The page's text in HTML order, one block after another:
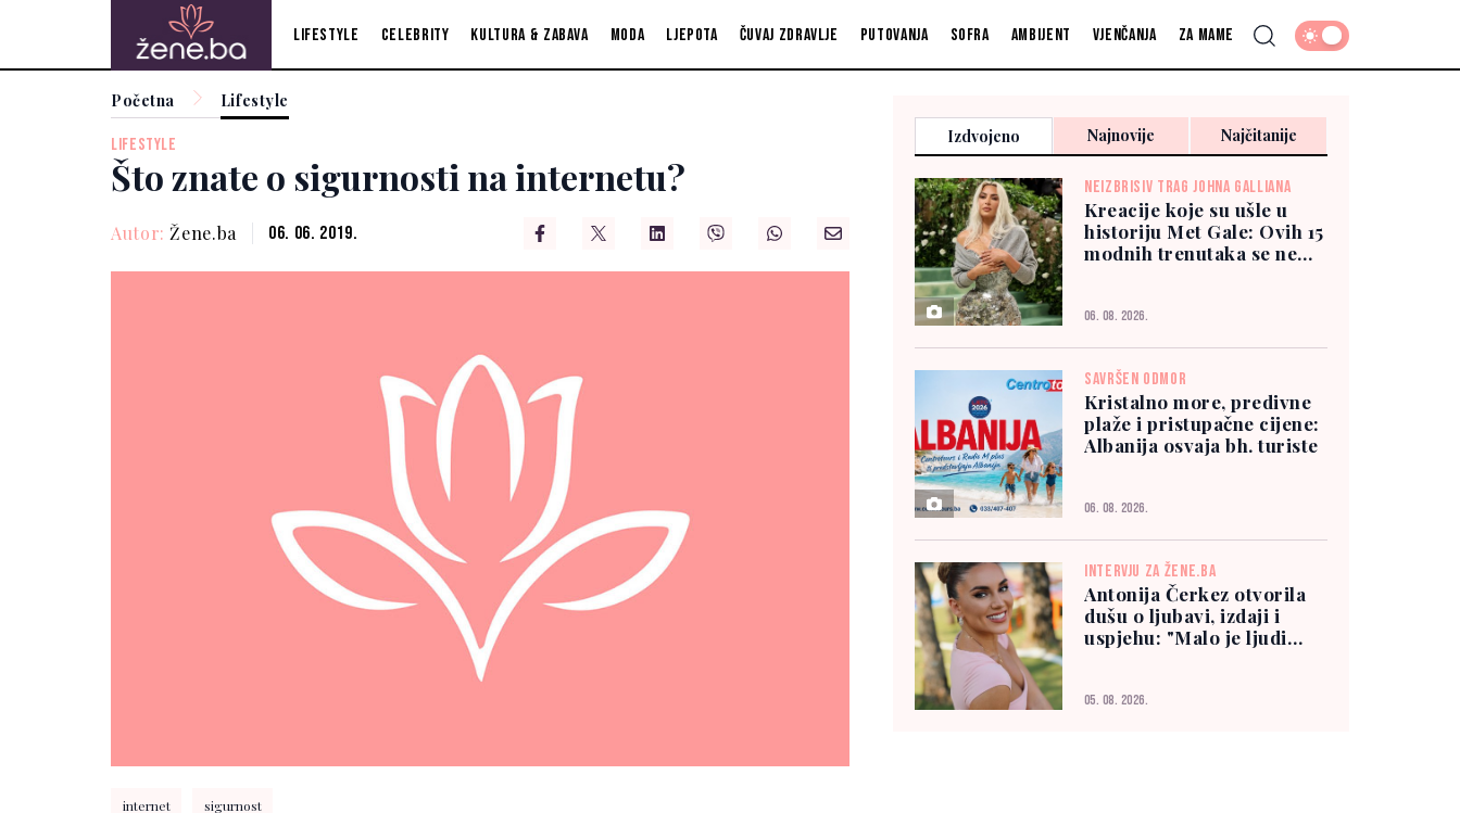
Lifestyle Celebrity Kultura & zabava Moda Ljepota Čuvaj zdravlje Putovanja Sofra Ambijent Vjenčanja Za mame
Početna Lifestyle
LIFESTYLE
Što znate o sigurnosti na internetu?
Autor: Žene.ba 06. 06. 2019.
internet sigurnost
Izdvojeno Najnovije Najčitanije
NEIZBRISIV TRAG JOHNA GALLIANA
Kreacije koje su ušle u
historiju Met Gale: Ovih 15
modnih trenutaka se ne
06. 08. 2026.
SAVRŠEN ODMOR
Kristalno more, predivne
plaže i pristupačne cijene:
Albanija osvaja bh. turiste
06. 08. 2026.
INTERVJU ZA ŽENE.BA
Antonija Čerkez otvorila
dušu o ljubavi, izdaji i
uspjehu: "Malo je ljudi
05. 08. 2026.